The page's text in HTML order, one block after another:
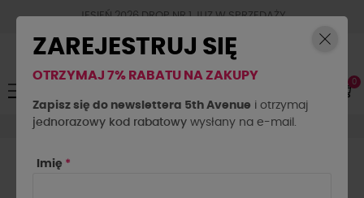
JESIEŃ 2026 DROP NR.1 JUZ W SPRZEDAŻY
Toggle
navigation
☰ 0
Akcesoria Torebki
ZAREJESTRUJ SIĘ
OTRZYMAJ 7% RABATU NA ZAKUPY
Zapisz się do newslettera 5th Avenue i otrzymaj
jednorazowy kod rabatowy wysłany na e-mail.
Imię *